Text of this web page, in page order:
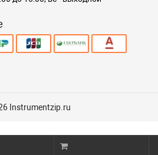
Instrumentzip.ru